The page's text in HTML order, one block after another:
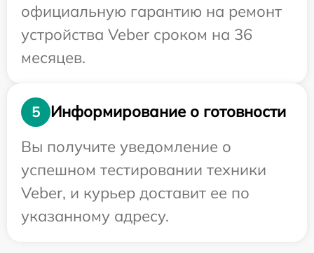
официальную гарантию на ремонт
устройства Veber сроком на 36
месяцев.
5
Информирование о готовности
Вы получите уведомление о
успешном тестировании техники
Veber, и курьер доставит ее по
указанному адресу.